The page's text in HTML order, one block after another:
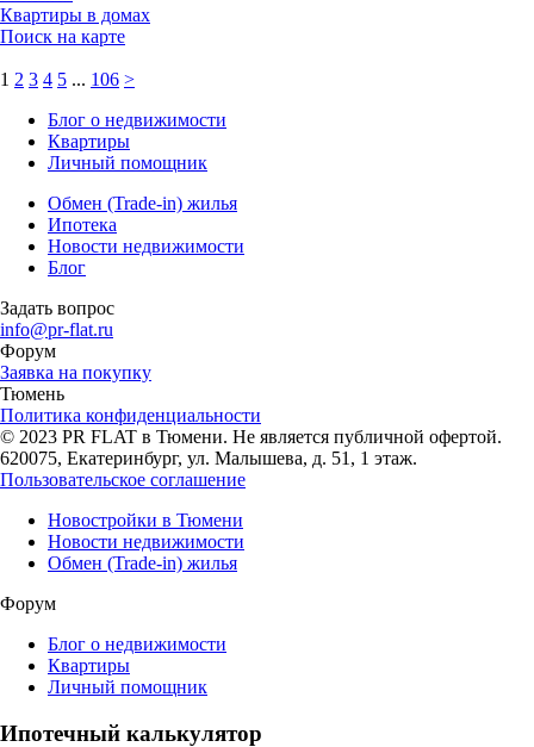
Квартиры в домах
Поиск на карте
1 2 3 4 5 ... 106 >
Блог о недвижимости
Квартиры
Личный помощник
Обмен (Trade-in) жилья
Ипотека
Новости недвижимости
Блог
Задать вопрос
info@pr-flat.ru
Форум
Заявка на покупку
Тюмень
Политика конфиденциальности
© 2023 PR FLAT в Тюмени. Не является публичной офертой.
620075, Екатеринбург, ул. Малышева, д. 51, 1 этаж.
Пользовательское соглашение
Новостройки в Тюмени
Новости недвижимости
Обмен (Trade-in) жилья
Форум
Блог о недвижимости
Квартиры
Личный помощник
Ипотечный калькулятор